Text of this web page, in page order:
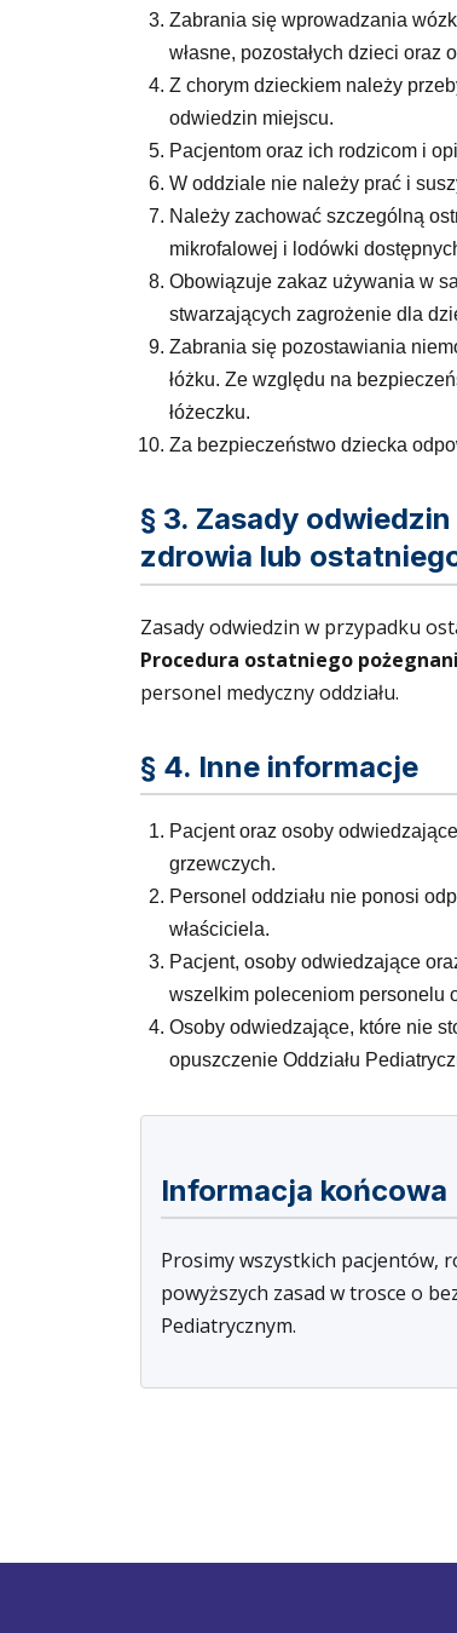
Zabrania się wprowadzania
własne, pozostałych dzieci oraz
Z chorym dzieckiem należy
odwiedzin miejscu.
Pacjentom oraz ich rodzicom i
W oddziale nie należy prać i
Należy zachować szczególną
mikrofalowej i lodówki
Obowiązuje zakaz używania w
stwarzających zagrożenie dla
Zabrania się pozostawiania
łóżku. Ze względu na
łóżeczku.
Za bezpieczeństwo dziecka
§ 3. Zasady
zdrowia lub
Zasady odwiedzin w przypadku
Procedura ostatniego
personel medyczny oddziału.
§ 4. Inne informacje
Pacjent oraz osoby
grzewczych.
Personel oddziału nie ponosi
właściciela.
Pacjent, osoby odwiedzające
wszelkim poleceniom personelu
Osoby odwiedzające, które nie
opuszczenie Oddziału
Informacja końcowa
Prosimy wszystkich pacjentów,
powyższych zasad w trosce o
Pediatrycznym.